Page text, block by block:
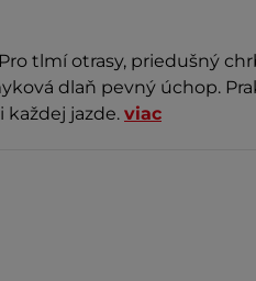
tlmí otrasy, priedušný
dlaň pevný úchop.
jazde. viac